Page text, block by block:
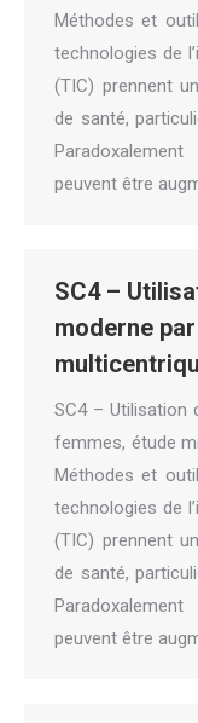
Méthodes et
technologies de
(TIC) prennent
de santé,
peuvent être
SC4 –
moderne
SC4 – Utilisation
femmes, étude
Méthodes et
technologies de
(TIC) prennent
de santé,
peuvent être